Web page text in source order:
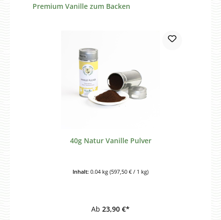
Produktgalerie überspringen
Premium Vanille zum Backen
40g Natur Vanille Pulver
Inhalt: 0.04 kg (597,50 € / 1 kg)
Ab 23,90 €*